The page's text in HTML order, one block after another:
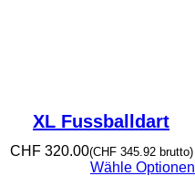
XL Fussballdart
CHF320.00(CHF345.92brutto)
Wähle Optionen